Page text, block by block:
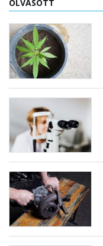
OLVASOTT